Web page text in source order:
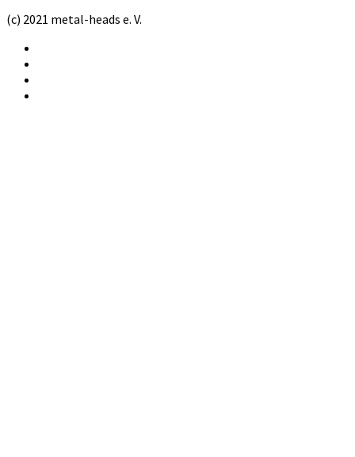
(c) 2021 metal-heads e. V.